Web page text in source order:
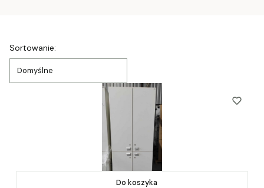
Lista produktów
Sortowanie:
Domyślne
Do koszyka